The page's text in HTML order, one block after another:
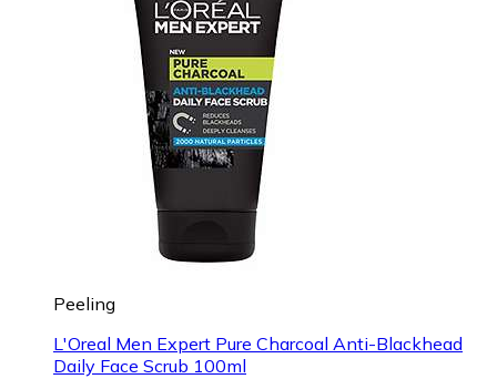
Peeling
L'Oreal Men Expert Pure Charcoal Anti-Blackhead
Daily Face Scrub 100ml